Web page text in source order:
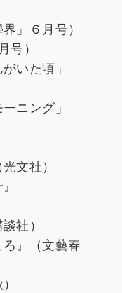
」６月号）
号）
いた頃」
ニング」
文社）
社）
』（文藝春